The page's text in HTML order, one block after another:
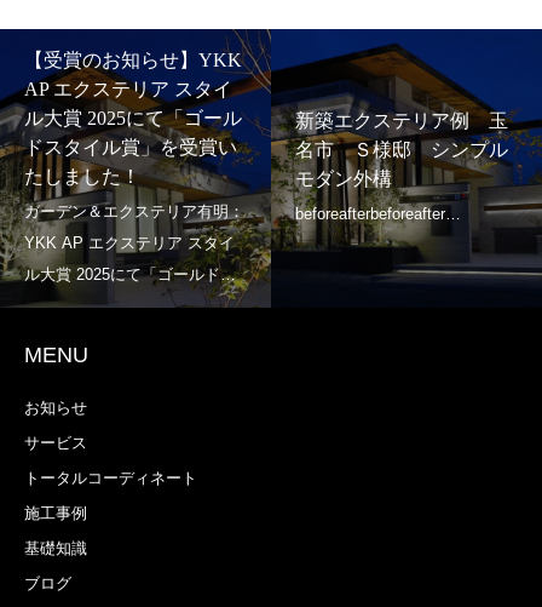
【受賞のお知らせ】YKK
AP エクステリア スタイ
ル大賞 2025にて「ゴール
ドスタイル賞」を受賞い
たしました！
新築エクステリア例 玉
名市 Ｓ様邸 シンプル
モダン外構
MENU
お知らせ
サービス
トータルコーディネート
施工事例
基礎知識
ブログ